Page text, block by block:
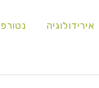
אירידולוגיה